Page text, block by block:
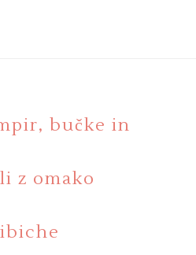
bučke in
z omako